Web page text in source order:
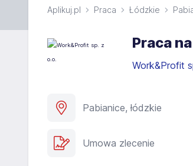
Aplikuj.pl Praca Łódzkie
Praca
Work&Profit
Pabianice, łódzkie
Umowa zlecenie